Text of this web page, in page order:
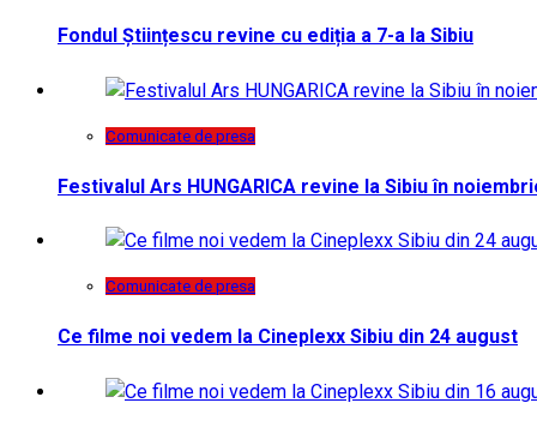
Fondul Științescu revine cu ediția a 7-a la Sibiu
Comunicate de presa
Festivalul Ars HUNGARICA revine la Sibiu în
Comunicate de presa
Ce filme noi vedem la Cineplexx Sibiu din 24 august